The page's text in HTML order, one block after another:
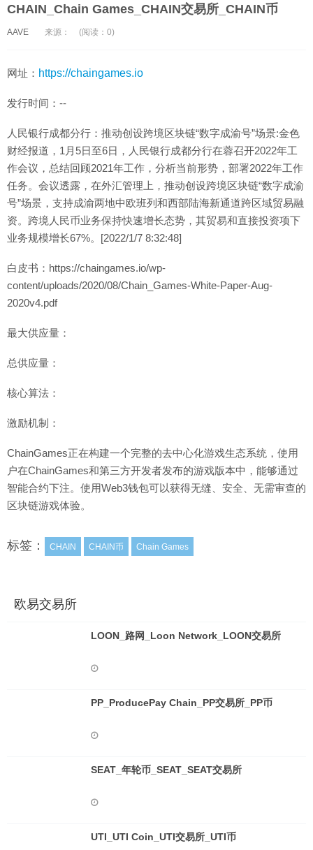
CHAIN_Chain Games_CHAIN交易所_CHAIN币
AAVE 来源： (阅读：0)
网址： https://chaingames.io
发行时间：--
人民银行成都分行：推动创设跨境区块链“数字成渝号”场景:金色
财经报道，1月5日至6日，人民银行成都分行在蓉召开2022年工
作会议，总结回顾2021年工作，分析当前形势，部署2022年工作
任务。会议透露，在外汇管理上，推动创设跨境区块链“数字成渝
号”场景，支持成渝两地中欧班列和西部陆海新通道跨区域贸易融
资。跨境人民币业务保持快速增长态势，其贸易和直接投资项下
业务规模增长67%。[2022/1/7 8:32:48]
白皮书：https://chaingames.io/wp-
content/uploads/2020/08/Chain_Games-White-Paper-Aug-
2020v4.pdf
最大供应量：
总供应量：
核心算法：
激励机制：
ChainGames正在构建一个完整的去中心化游戏生态系统，使用
户在ChainGames和第三方开发者发布的游戏版本中，能够通过
智能合约下注。使用Web3钱包可以获得无缝、安全、无需审查的
区块链游戏体验。
标签： CHAIN CHAIN币 Chain Games
欧易交易所
LOON_路网_Loon Network_LOON交易所
PP_ProducePay Chain_PP交易所_PP币
SEAT_年轮币_SEAT_SEAT交易所
UTI_UTI Coin_UTI交易所_UTI币